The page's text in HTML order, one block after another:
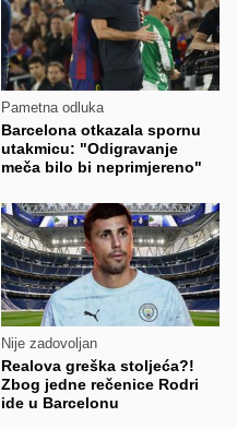
Pametna odluka
Barcelona otkazala spornu
utakmicu: "Odigravanje
meča bilo bi neprimjereno"
Nije zadovoljan
Realova greška stoljeća?!
Zbog jedne rečenice Rodri
ide u Barcelonu